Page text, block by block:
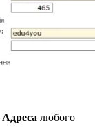
Адреса любого